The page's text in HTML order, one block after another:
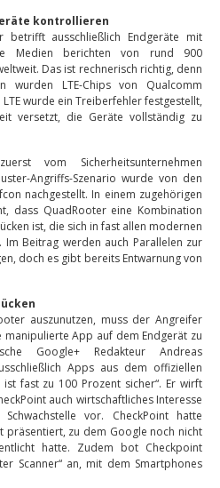
kontrollieren
betrifft ausschließlich Endgeräte mit
Medien berichten von rund 900
Das ist rechnerisch richtig, denn
wurden LTE-Chips von Qualcomm
wurde ein Treiberfehler festgestellt,
versetzt, die Geräte vollständig zu
vom Sicherheitsunternehmen
Angriffs-Szenario wurde von den
nachgestellt. In einem zugehörigen
dass QuadRooter eine Kombination
ist, die sich in fast allen modernen
Beitrag werden auch Parallelen zur
doch es gibt bereits Entwarnung von
auszunutzen, muss der Angreifer
App auf dem Endgerät zu
Google+ Redakteur Andreas
Apps aus dem offiziellen
fast zu 100 Prozent sicher“. Er wirft
auch wirtschaftliches Interesse
vor. CheckPoint hatte
präsentiert, zu dem Google noch nicht
hatte. Zudem bot Checkpoint
Scanner“ an, mit dem Smartphones